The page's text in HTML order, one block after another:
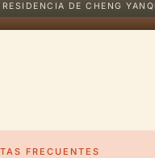
DE CHENG
FRECUENTES